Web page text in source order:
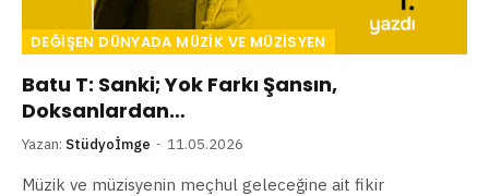
DEĞIŞEN DÜNYADA MÜZIK VE MÜZISYEN
Batu T: Sanki; Yok Farkı Şansın,
Doksanlardan…
Yazan: Stüdyoİmge 11.05.2026
Müzik ve müzisyenin meçhul geleceğine ait fikir